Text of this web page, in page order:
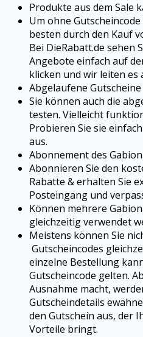
Produkte aus dem Sale
Um ohne
besten durch den Kauf
Bei DieRabatt.de sehen
Angebote einfach auf
klicken und wir leiten es
Abgelaufene
Sie können auch die
testen. Vielleicht
Probieren Sie sie
aus.
Abonnement des
Abonnieren Sie den
Rabatte & erhalten Sie
Posteingang und
Können mehrere
gleichzeitig verwendet
Meistens können Sie
Gutscheincodes
einzelne Bestellung
Gutscheincode gelten.
Ausnahme macht,
Gutscheindetails
den Gutschein aus, der
Vorteile bringt.